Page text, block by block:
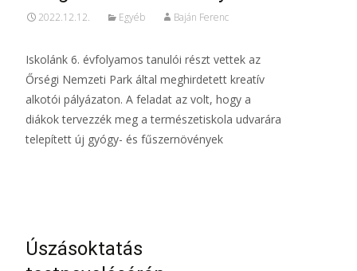
2022.12.12. Egyéb Baján Ferenc
Iskolánk 6. évfolyamos tanulói részt vettek az
Őrségi Nemzeti Park által meghirdetett kreatív
alkotói pályázaton. A feladat az volt, hogy a
diákok tervezzék meg a természetiskola udvarára
telepített új gyógy- és fűszernövények
Úszásoktatás